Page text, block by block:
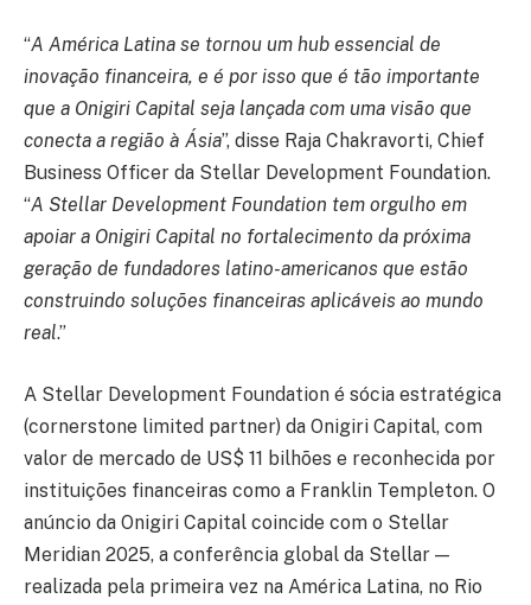
“A América Latina se tornou um hub essencial de
inovação financeira, e é por isso que é tão importante
que a Onigiri Capital seja lançada com uma visão que
conecta a região à Ásia”, disse Raja Chakravorti, Chief
Business Officer da Stellar Development Foundation.
“A Stellar Development Foundation tem orgulho em
apoiar a Onigiri Capital no fortalecimento da próxima
geração de fundadores latino-americanos que estão
construindo soluções financeiras aplicáveis ao mundo
real.”
A Stellar Development Foundation é sócia estratégica
(cornerstone limited partner) da Onigiri Capital, com
valor de mercado de US$ 11 bilhões e reconhecida por
instituições financeiras como a Franklin Templeton. O
anúncio da Onigiri Capital coincide com o Stellar
Meridian 2025, a conferência global da Stellar —
realizada pela primeira vez na América Latina, no Rio